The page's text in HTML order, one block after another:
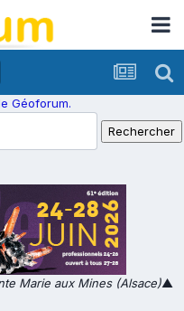
Géoforum.
Marie aux Mines (Alsace)▲